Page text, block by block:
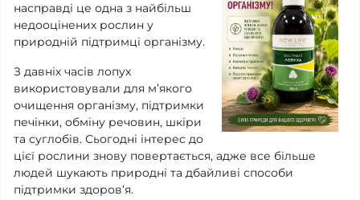
насправді це одна з найбільш
недооцінених рослин у
природній підтримці організму.
З давніх часів лопух
використовували для м’якого
очищення організму, підтримки
печінки, обміну речовин, шкіри
та суглобів. Сьогодні інтерес до
цієї рослини знову повертається, адже все більше
людей шукають природні та дбайливі способи
підтримки здоров’я.